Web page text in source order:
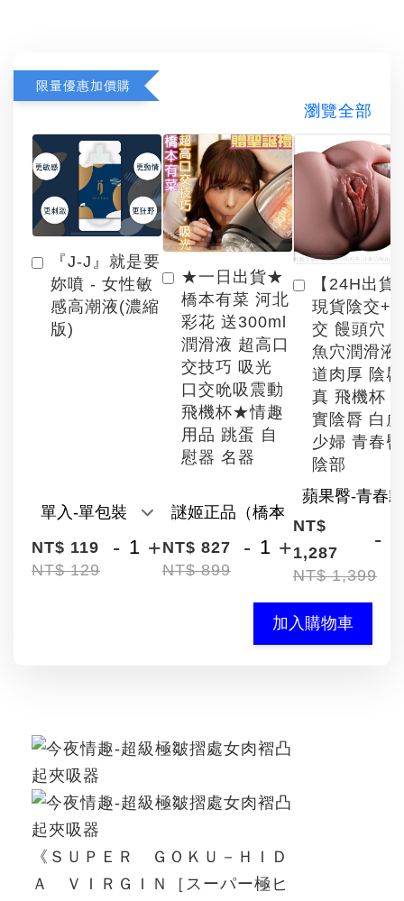
限量優惠加價購
瀏覽全部
『J-J』就是要
妳噴 - 女性敏
感高潮液(濃縮
版)
NT$ 119
NT$ 129
- +
★一日出貨★
橋本有菜 河北
彩花 送300ml
潤滑液 超高口
交技巧 吸光
口交吮吸震動
飛機杯★情趣
用品 跳蛋 自
慰器 名器
NT$ 827
NT$ 899
- +
【24H出貨
現貨陰交+
交 饅頭穴
魚穴潤滑液
道肉厚 陰
真 飛機杯
實陰脣 白
少婦 青春臀
陰部
NT$
1,287
NT$ 1,399
-
加入購物車
《ＳＵＰＥＲ ＧＯＫＵ－ＨＩＤ
Ａ ＶＩＲＧＩＮ［スーパー極ヒ